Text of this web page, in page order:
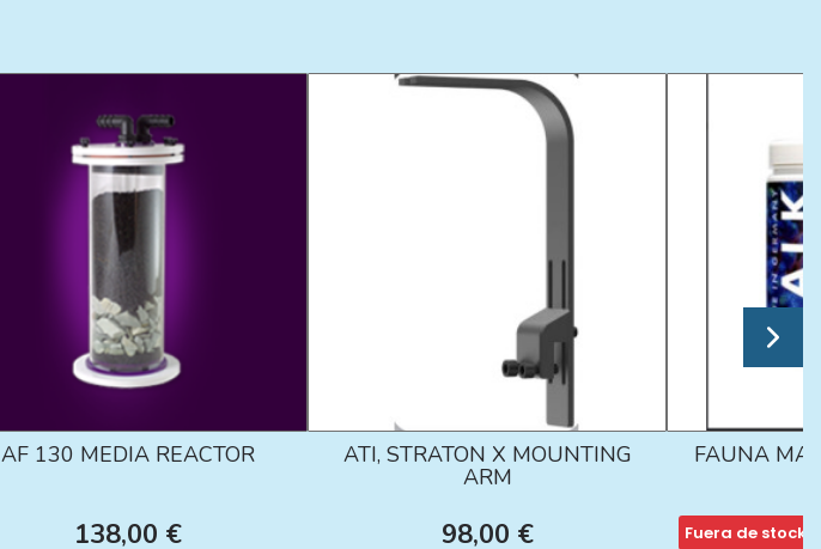
AF 130 MEDIA REACTOR
138,00 €
ATI, STRATON X MOUNTING
ARM
98,00 €
FAUNA
Fuera de stock